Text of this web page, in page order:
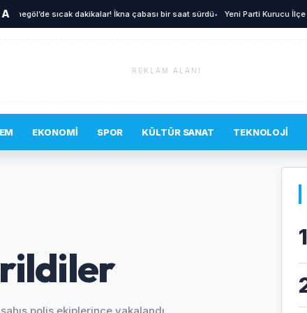
sıcak dakikalar! İkna çabası bir saat sürdü• Yeni Parti Kurucu İlçe
REKLAM ALANI
EKONOMI SPOR KÜLTÜR SANAT TEKNOLOJI
1